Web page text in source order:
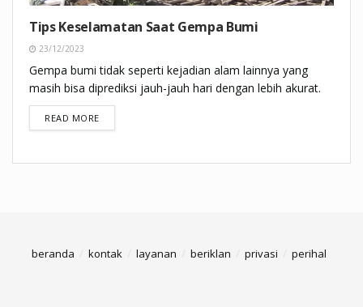
Tips Keselamatan Saat Gempa Bumi
23/12/2023
Gempa bumi tidak seperti kejadian alam lainnya yang
masih bisa diprediksi jauh-jauh hari dengan lebih akurat.
READ MOREDETAILS
beranda kontak layanan beriklan privasi perihal